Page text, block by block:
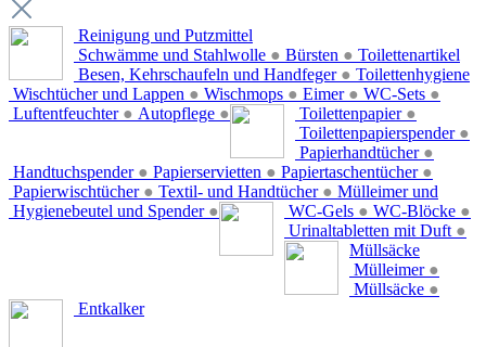
Reinigung und Putzmittel
Schwämme und Stahlwolle ● Bürsten ●
Besen, Kehrschaufeln und Handfeger ●
Wischtücher und Lappen ● Wischmops ● Eimer ● WC-Sets ●
Luftentfeuchter ● Autopflege ●
Toilettenartikel
Toilettenpapier ●
Toilettenpapierspender ●
Papierhandtücher ●
Handtuchspender ● Papierservietten ● Papiertaschentücher ●
Papierwischtücher ● Textil- und Handtücher ●
Hygienebeutel und Spender ●
Toilettenhygiene
WC-Gels ● WC-Blöcke ●
Urinaltabletten mit Duft ●
Mülleimer und
Müllsäcke
Mülleimer ●
Müllsäcke ●
Entkalker